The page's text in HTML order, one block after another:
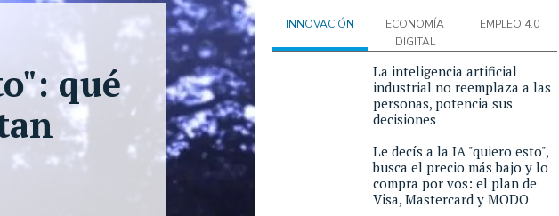
qué
INNOVACIÓN
ECONOMÍA
DIGITAL
EMPLEO 4.0
La inteligencia artificial
industrial no reemplaza a las
personas, potencia sus
decisiones
Le decís a la IA "quiero esto",
busca el precio más bajo y lo
compra por vos: el plan de
Visa, Mastercard y MODO